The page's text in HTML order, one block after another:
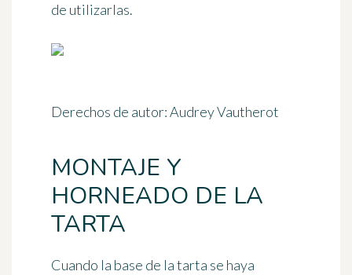
de utilizarlas.
Derechos de autor: Audrey Vautherot
MONTAJE Y
HORNEADO DE LA
TARTA
Cuando la base de la tarta se haya